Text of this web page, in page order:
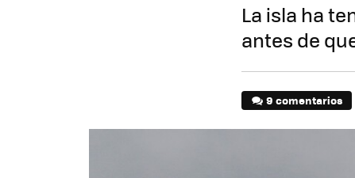
La isla ha
antes de
9 comentarios